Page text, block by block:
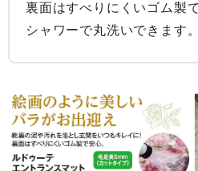
裏面はすべりにくいゴム製
シャワーで丸洗いできます。